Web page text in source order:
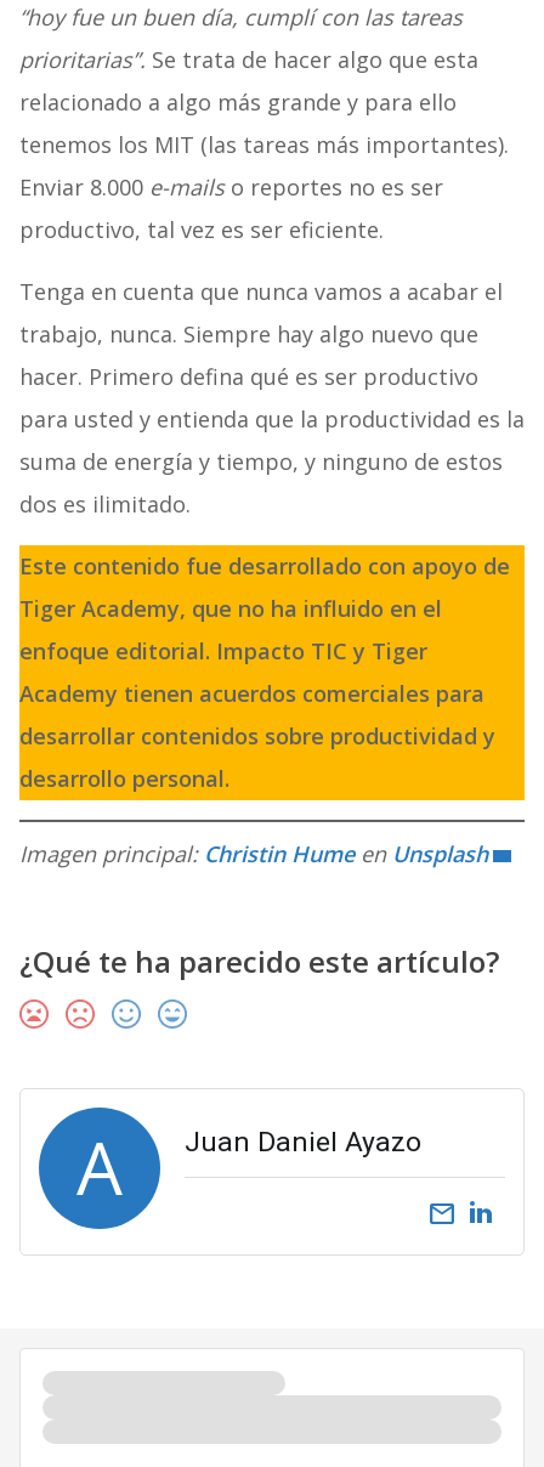
“hoy fue un buen día, cumplí con las tareas
prioritarias”. Se trata de hacer algo que esta
relacionado a algo más grande y para ello
tenemos los MIT (las tareas más importantes).
Enviar 8.000 e-mails o reportes no es ser
productivo, tal vez es ser eficiente.
Tenga en cuenta que nunca vamos a acabar el
trabajo, nunca. Siempre hay algo nuevo que
hacer. Primero defina qué es ser productivo
para usted y entienda que la productividad es la
suma de energía y tiempo, y ninguno de estos
dos es ilimitado.
Este contenido fue desarrollado con apoyo de
Tiger Academy, que no ha influido en el
enfoque editorial. Impacto TIC y Tiger
Academy tienen acuerdos comerciales para
desarrollar contenidos sobre productividad y
desarrollo personal.
Imagen principal: Christin Humeen Unsplash
¿Qué te ha parecido este artículo?
A Juan Daniel Ayazo
email